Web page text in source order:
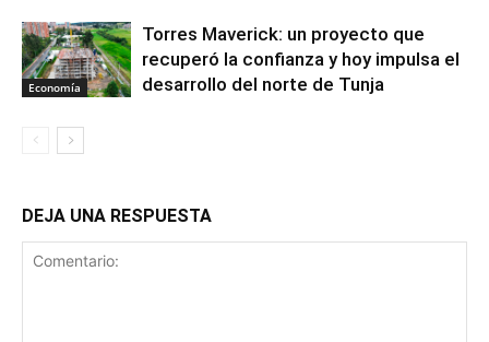
Economía
Torres Maverick: un proyecto que
recuperó la confianza y hoy impulsa el
desarrollo del norte de Tunja
DEJA UNA RESPUESTA